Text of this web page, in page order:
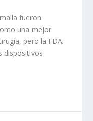
fueron
una mejor
pero la FDA
dispositivos